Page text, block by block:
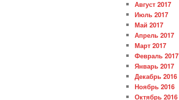
Август 2017
Июль 2017
Май 2017
Апрель 2017
Март 2017
Февраль 2017
Январь 2017
Декабрь 2016
Ноябрь 2016
Октябрь 2016